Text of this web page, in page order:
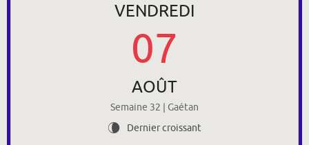
VENDREDI
07
AOÛT
Semaine 32 | Gaétan
V Dernier croissant